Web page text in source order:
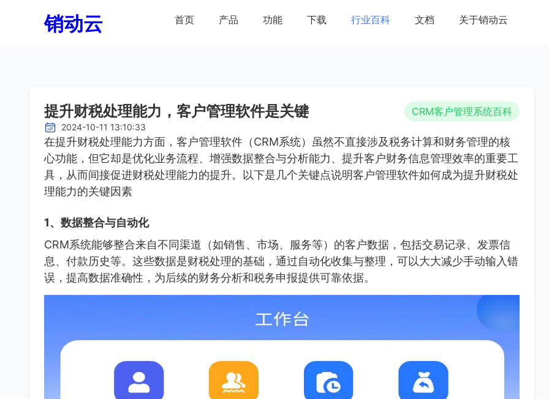
销动云 首页 产品 功能 下载 行业百科 文档 关于销动云
提升财税处理能力，客户管理软件是关键 CRM客户管理系统百科
2024-10-11 13:10:33
在提升财税处理能力方面，客户管理软件（CRM系统）虽然不直接涉及税务计算和财务管理的核
心功能，但它却是优化业务流程、增强数据整合与分析能力、提升客户财务信息管理效率的重要工
具，从而间接促进财税处理能力的提升。以下是几个关键点说明客户管理软件如何成为提升财税处
理能力的关键因素
1、数据整合与自动化
CRM系统能够整合来自不同渠道（如销售、市场、服务等）的客户数据，包括交易记录、发票信
息、付款历史等。这些数据是财税处理的基础，通过自动化收集与整理，可以大大减少手动输入错
误，提高数据准确性，为后续的财务分析和税务申报提供可靠依据。